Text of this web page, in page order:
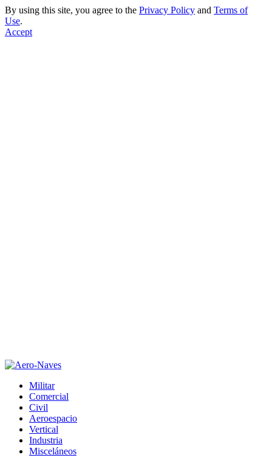
By using this site, you agree to the Privacy Policy and Terms of
Use.
Accept
Militar
Comercial
Civil
Aeroespacio
Vertical
Industria
Misceláneos